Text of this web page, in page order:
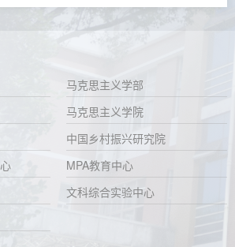
马克思主义学部
马克思主义学院
中国乡村振兴研究院
MPA教育中心
文科综合实验中心